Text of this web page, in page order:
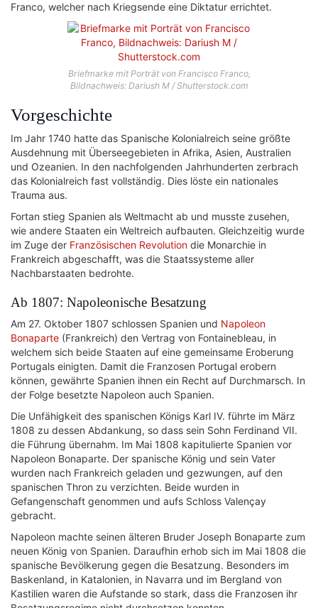
Franco, welcher nach Kriegsende eine Diktatur errichtet.
Briefmarke mit Porträt von Francisco Franco,
Bildnachweis: Dariush M / Shutterstock.com
Vorgeschichte
Im Jahr 1740 hatte das Spanische Kolonialreich seine größte
Ausdehnung mit Überseegebieten in Afrika, Asien, Australien
und Ozeanien. In den nachfolgenden Jahrhunderten zerbrach
das Kolonialreich fast vollständig. Dies löste ein nationales
Trauma aus.
Fortan stieg Spanien als Weltmacht ab und musste zusehen,
wie andere Staaten ein Weltreich aufbauten. Gleichzeitig wurde
im Zuge der Französischen Revolution die Monarchie in
Frankreich abgeschafft, was die Staatssysteme aller
Nachbarstaaten bedrohte.
Ab 1807: Napoleonische Besatzung
Am 27. Oktober 1807 schlossen Spanien und Napoleon
Bonaparte (Frankreich) den Vertrag von Fontainebleau, in
welchem sich beide Staaten auf eine gemeinsame Eroberung
Portugals einigten. Damit die Franzosen Portugal erobern
können, gewährte Spanien ihnen ein Recht auf Durchmarsch. In
der Folge besetzte Napoleon auch Spanien.
Die Unfähigkeit des spanischen Königs Karl IV. führte im März
1808 zu dessen Abdankung, so dass sein Sohn Ferdinand VII.
die Führung übernahm. Im Mai 1808 kapitulierte Spanien vor
Napoleon Bonaparte. Der spanische König und sein Vater
wurden nach Frankreich geladen und gezwungen, auf den
spanischen Thron zu verzichten. Beide wurden in
Gefangenschaft genommen und aufs Schloss Valençay
gebracht.
Napoleon machte seinen älteren Bruder Joseph Bonaparte zum
neuen König von Spanien. Daraufhin erhob sich im Mai 1808 die
spanische Bevölkerung gegen die Besatzung. Besonders im
Baskenland, in Katalonien, in Navarra und im Bergland von
Kastilien waren die Aufstande so stark, dass die Franzosen ihr